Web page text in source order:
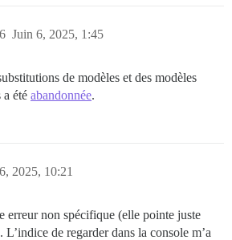
Juin 6, 2025, 1:45
de modèles et des modèles
été abandonnée.
2025, 10:21
erreur non spécifique (elle pointe juste
L’indice de regarder dans la console m’a